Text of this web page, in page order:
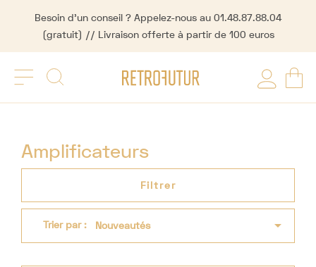
Besoin d'un conseil ? Appelez-nous au 01.48.87.88.04
(gratuit) // Livraison offerte à partir de 100 euros
Amplificateurs
Filtrer
Trier par : Nouveautés 